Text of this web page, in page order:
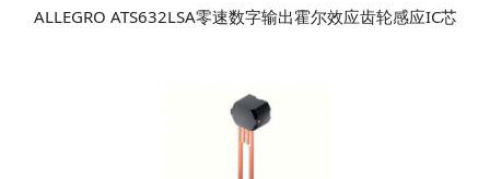
ALLEGRO ATS632LSA零速数字输出霍尔效应齿轮感应IC芯片